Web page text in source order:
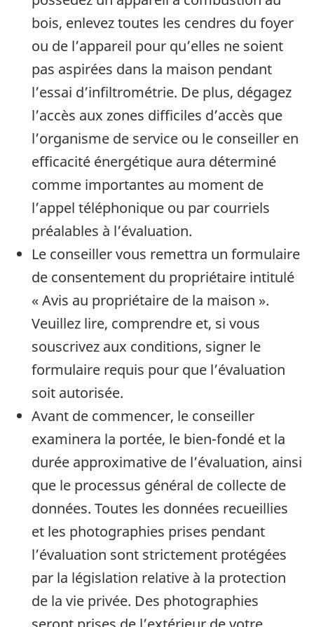
bois, enlevez toutes les cendres du foyer
ou de l’appareil pour qu’elles ne soient
pas aspirées dans la maison pendant
l’essai d’infiltrométrie. De plus, dégagez
l’accès aux zones difficiles d’accès que
l’organisme de service ou le conseiller en
efficacité énergétique aura déterminé
comme importantes au moment de
l’appel téléphonique ou par courriels
préalables à l’évaluation.
Le conseiller vous remettra un formulaire
de consentement du propriétaire intitulé
« Avis au propriétaire de la maison ».
Veuillez lire, comprendre et, si vous
souscrivez aux conditions, signer le
formulaire requis pour que l’évaluation
soit autorisée.
Avant de commencer, le conseiller
examinera la portée, le bien-fondé et la
durée approximative de l’évaluation, ainsi
que le processus général de collecte de
données. Toutes les données recueillies
et les photographies prises pendant
l’évaluation sont strictement protégées
par la législation relative à la protection
de la vie privée. Des photographies